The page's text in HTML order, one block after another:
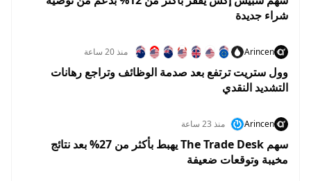
شراء جديدة
Arincen منذ 20 ساعة
وول ستريت ترتفع بعد صدمة الوظائف وتراجع رهانات
التشديد النقدي
Arincen منذ 23 ساعة
سهم The Trade Desk يهبط بأكثر من 27% بعد نتائج
مخيبة وتوقعات ضعيفة